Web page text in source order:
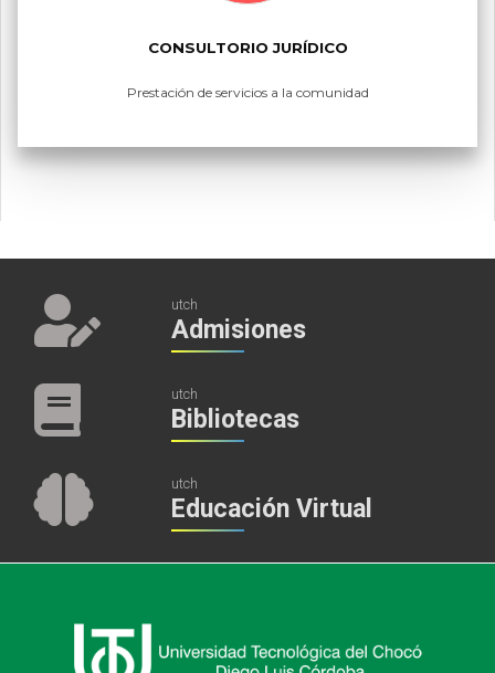
CONSULTORIO JURÍDICO
Prestación de servicios a la comunidad
utch
Admisiones
utch
Bibliotecas
utch
Educación Virtual